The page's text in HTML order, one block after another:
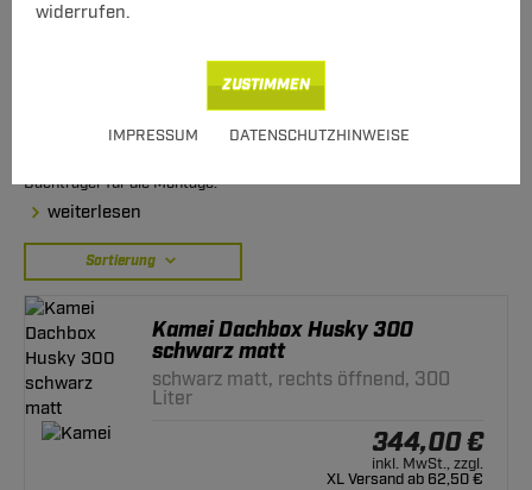
widerrufen.
IMPRESSUM DATENSCHUTZHINWEISE
ZUSTIMMEN
besondersinnovative und sichere Transportsysteme
Verarbeitung der Box erstklassig sind. Die Dachboxen von Kamei
Im Sortiment von Transportsysteme24 findet man neben Kamei
Dachträger für die Montage.
weiterlesen
Sortierung
Kamei Dachbox Husky 300
schwarz matt
schwarz matt, rechts öffnend, 300
Liter
344,00 €
inkl. MwSt., zzgl.
XL Versand ab 62,50 €